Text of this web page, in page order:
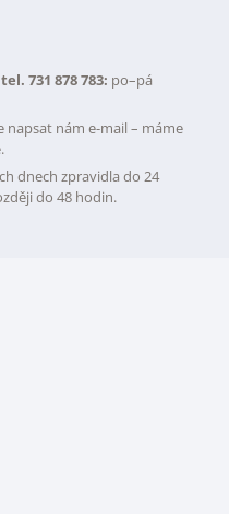
731 878 783: po–pá
nám e-mail – máme
dnech zpravidla do 24
do 48 hodin.